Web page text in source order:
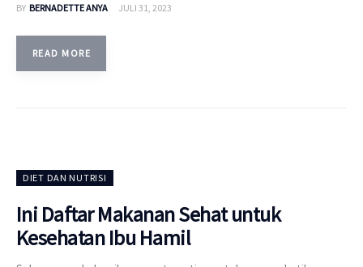
BY BERNADETTE ANYA JULI 31, 2023
READ MORE
DIET DAN NUTRISI
Ini Daftar Makanan Sehat untuk
Kesehatan Ibu Hamil